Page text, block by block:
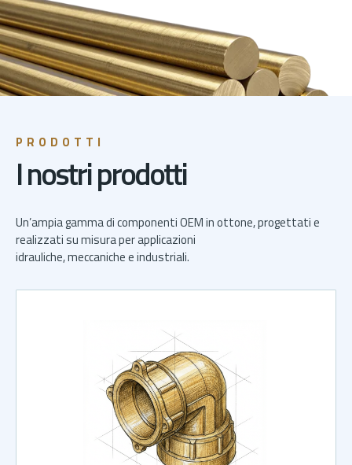
PRODOTTI
I nostri prodotti
Un’ampia gamma di componenti OEM in ottone, progettati e
realizzati su misura per applicazioni
idrauliche, meccaniche e industriali.